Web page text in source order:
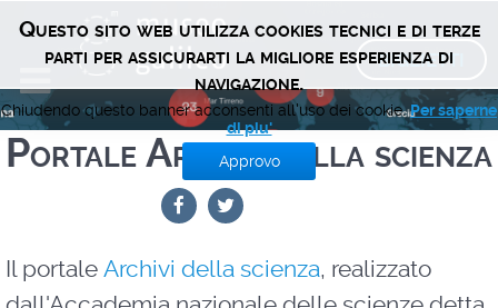
BIGLIETTI
Portale Archivi della scienza
Il portale Archivi della scienza, realizzato
Questo sito web utilizza cookies tecnici e di terze
parti per assicurarti la migliore esperienza di
navigazione.
Chiudendo questo banner acconsenti all'uso dei cookie.Per saperne
di piu'
Approvo